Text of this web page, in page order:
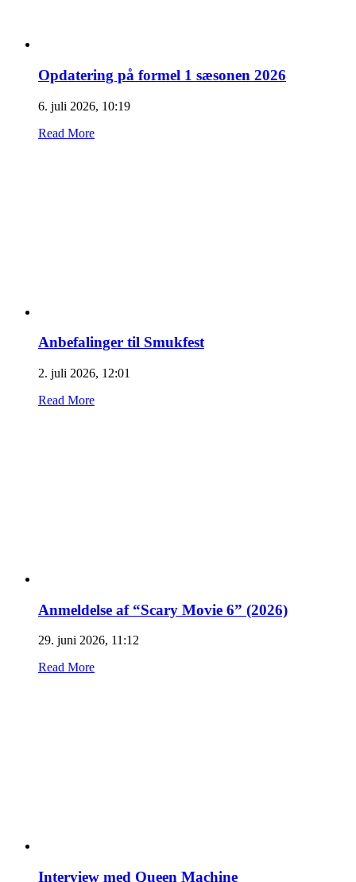
Opdatering på formel 1 sæsonen 2026
6. juli 2026, 10:19
Read More
Anbefalinger til Smukfest
2. juli 2026, 12:01
Read More
Anmeldelse af “Scary Movie 6” (2026)
29. juni 2026, 11:12
Read More
Interview med Queen Machine